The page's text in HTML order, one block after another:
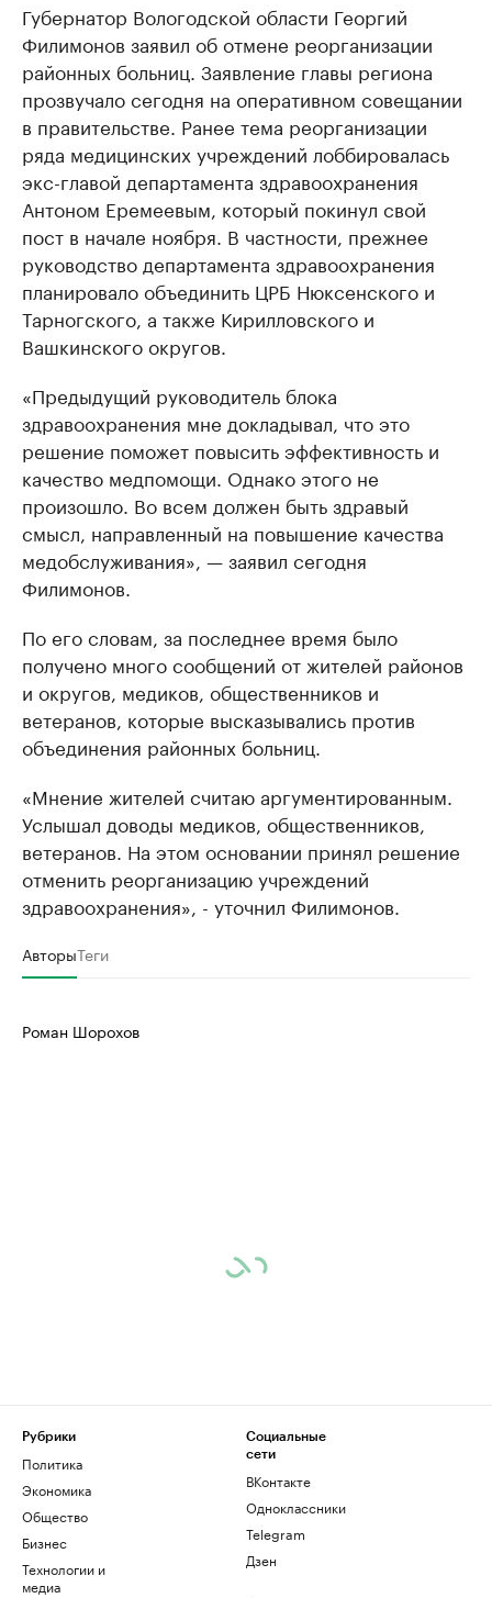
Губернатор Вологодской области Георгий
Филимонов заявил об отмене реорганизации
районных больниц. Заявление главы региона
прозвучало сегодня на оперативном совещании
в правительстве. Ранее тема реорганизации
ряда медицинских учреждений лоббировалась
экс-главой департамента здравоохранения
Антоном Еремеевым, который покинул свой
пост в начале ноября. В частности, прежнее
руководство департамента здравоохранения
планировало объединить ЦРБ Нюксенского и
Тарногского, а также Кирилловского и
Вашкинского округов.
«Предыдущий руководитель блока
здравоохранения мне докладывал, что это
решение поможет повысить эффективность и
качество медпомощи. Однако этого не
произошло. Во всем должен быть здравый
смысл, направленный на повышение качества
медобслуживания», — заявил сегодня
Филимонов.
По его словам, за последнее время было
получено много сообщений от жителей районов
и округов, медиков, общественников и
ветеранов, которые высказывались против
объединения районных больниц.
«Мнение жителей считаю аргументированным.
Услышал доводы медиков, общественников,
ветеранов. На этом основании принял решение
отменить реорганизацию учреждений
здравоохранения», - уточнил Филимонов.
АвторыТеги
Роман Шорохов
Рубрики
Политика
Экономика
Общество
Бизнес
Технологии и
медиа
Социальные
сети
ВКонтакте
Одноклассники
Telegram
Дзен